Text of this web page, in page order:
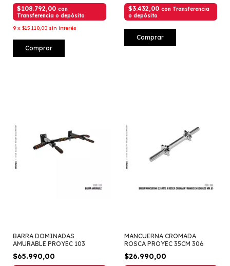
$108.792,00 con
Transferencia o depósito
9 x $15.110,00 sin interés
Comprar
$3.432,00 con Transferencia
o depósito
Comprar
BARRA DOMINADAS
AMURABLE PROYEC 103
$65.990,00
MANCUERNA CROMADA
ROSCA PROYEC 35CM 306
$26.990,00